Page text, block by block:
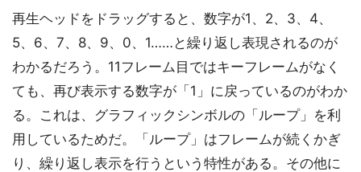
再生ヘッドをドラッグすると、数字が1、2、3、4、
5、6、7、8、9、0、1……と繰り返し表現されるのが
わかるだろう。11フレーム目ではキーフレームがなく
ても、再び表示する数字が「1」に戻っているのがわか
る。これは、グラフィックシンボルの「ループ」を利
用しているためだ。「ループ」はフレームが続くかぎ
り、繰り返し表示を行うという特性がある。その他に